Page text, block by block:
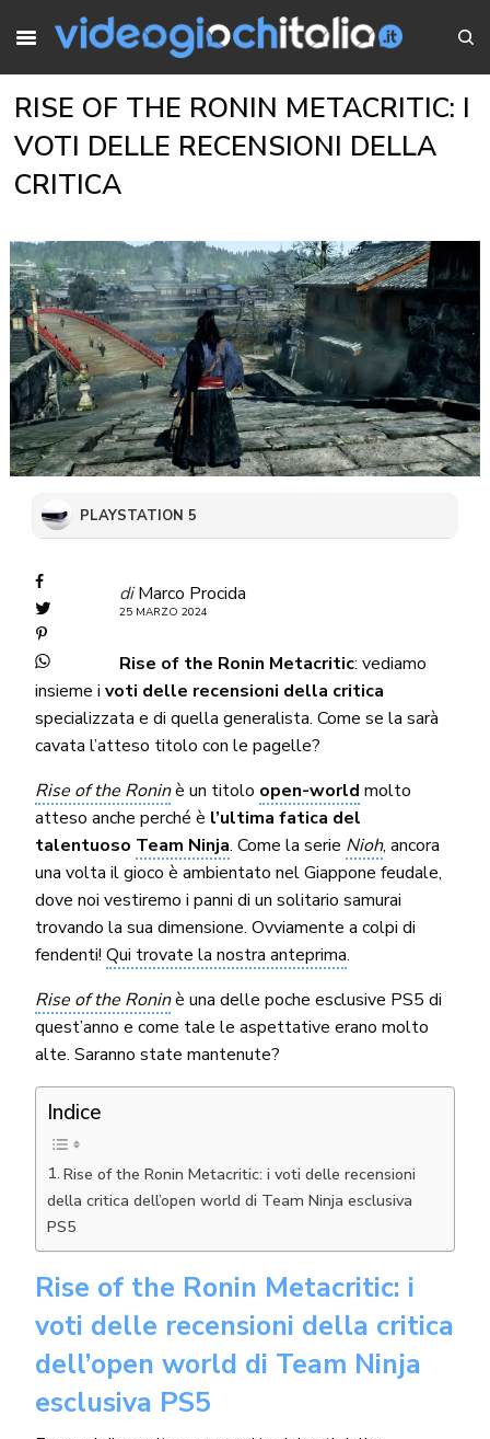
RISE OF THE RONIN METACRITIC: I
VOTI DELLE RECENSIONI DELLA
CRITICA
PLAYSTATION 5
di Marco Procida
25 MARZO 2024
Rise of the Ronin Metacritic: vediamo
insieme i voti delle recensioni della critica
specializzata e di quella generalista. Come se la sarà
cavata l’atteso titolo con le pagelle?
Rise of the Roninè un titolo open-world molto
atteso anche perché è l’ultima fatica del
talentuoso Team Ninja. Come la serie Nioh, ancora
una volta il gioco è ambientato nel Giappone feudale,
dove noi vestiremo i panni di un solitario samurai
trovando la sua dimensione. Ovviamente a colpi di
fendenti! Qui trovate la nostra anteprima.
Rise of the Roninè una delle poche esclusive PS5 di
quest’anno e come tale le aspettative erano molto
alte. Saranno state mantenute?
Indice
Rise of the Ronin Metacritic: i voti delle recensioni
della critica dell’open world di Team Ninja esclusiva
PS5
Rise of the Ronin Metacritic: i
voti delle recensioni della critica
dell’open world di Team Ninja
esclusiva PS5